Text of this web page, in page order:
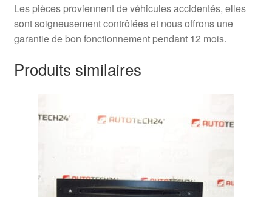
Les pièces proviennent de véhicules accidentés, elles
sont soigneusement contrôlées et nous offrons une
garantie de bon fonctionnement pendant 12 mois.
Produits similaires